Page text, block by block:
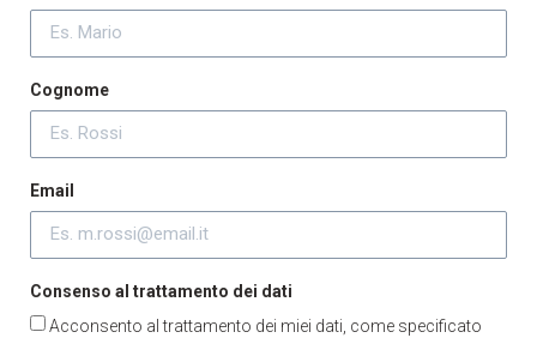
Cognome
Email
Consenso al trattamento dei dati
Acconsento al trattamento dei miei dati, come specificato